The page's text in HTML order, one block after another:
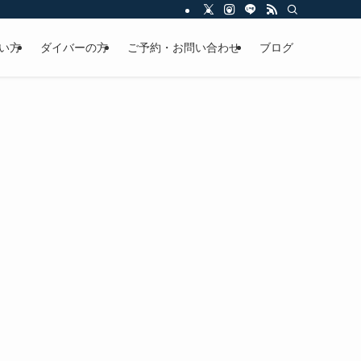
方 ダイバーの方 ご予約・お問い合わせ ブログ